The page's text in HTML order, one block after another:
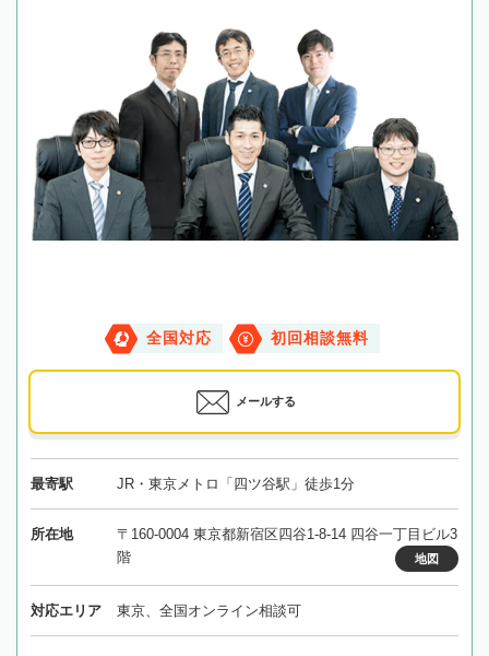
全国対応 初回相談無料
メールする
最寄駅 JR・東京メトロ「四ツ谷駅」徒歩1分
所在地
〒160-0004 東京都新宿区四谷1-8-14 四谷一丁目ビル3
階
地図
対応エリア 東京、全国オンライン相談可